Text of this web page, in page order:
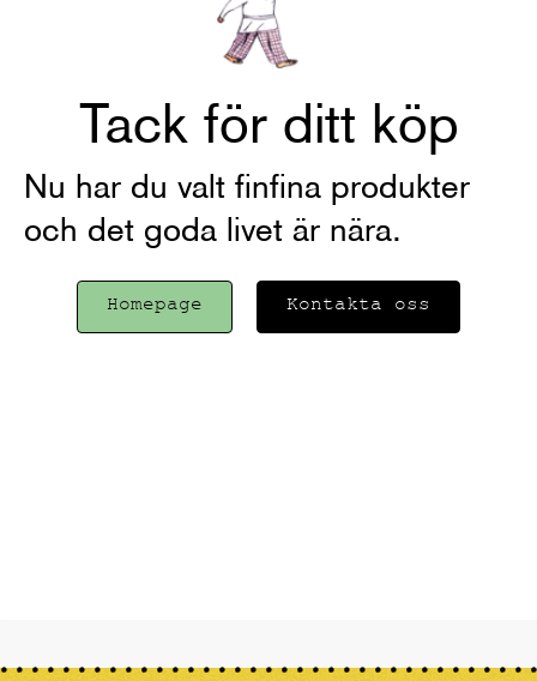
Tack för ditt köp
Nu har du valt finfina produkter
och det goda livet är nära.
Homepage Kontakta oss